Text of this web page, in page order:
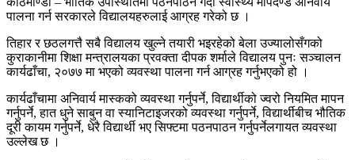
पालना गर्न सरकारले विद्यालयहरुलाई आग्रह गरेको छ ।
तिहार र छठलगत्तै सबै विद्यालय खुल्ने तयारी भइरहेको बेला उज्यालोसँगको
कुराकानीमा शिक्षा मन्त्रालयका प्रवक्ता दीपक शर्माले विद्यालय पुनः सञ्चालन
कार्यढाँचा, २०७७ मा भएको व्यवस्था पालना गर्न आग्रह गर्नुभएको हो ।
कार्यढाँचामा अनिवार्य मास्कको व्यवस्था गर्नुपर्ने, विद्यार्थीको ज्वरो नियमित मापन
गर्नुपर्ने, हात धुने साबुन वा स्यानिटाइजरको व्यवस्था गर्नुपर्ने, विद्यार्थीबीच भौतिक
दूरी कायम गर्नुपर्ने, धेरै विद्यार्थी भए सिफ्टमा पठनपाठन गर्नुपर्नेलगायत व्यवस्था
उल्लेख छ ।